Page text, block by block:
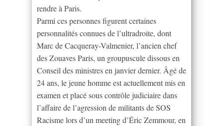
rendre à Paris.
Parmi ces personnes figurent certaines
personnalités connues de l’ultradroite, dont
Marc de Cacqueray-Valmenier, l’ancien chef
des Zouaves Paris, un groupuscule dissous en
Conseil des ministres en janvier dernier. Âgé de
24 ans, le jeune homme est actuellement mis en
examen et placé sous contrôle judiciaire dans
l’affaire de l’agression de militants de SOS
Racisme lors d’un meeting d’Éric Zemmour, en